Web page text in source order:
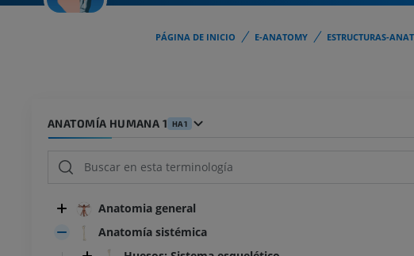
PÁGINA DE INICIO E-ANATOMY ESTRUCTURAS-
ANATOMÍA HUMANA 1 HA1
Anatomia general
Anatomía sistémica